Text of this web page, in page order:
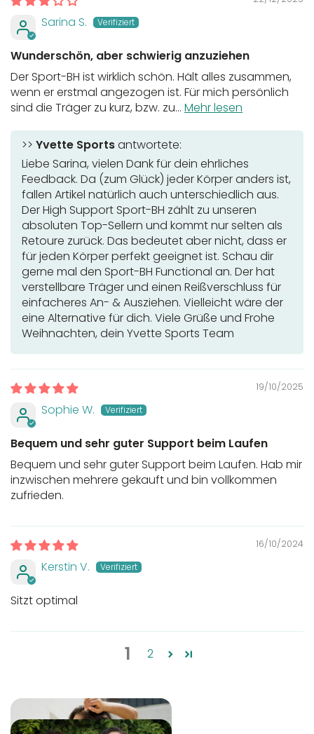
Sarina S.
Wunderschön, aber schwierig anzuziehen
Der Sport-BH ist wirklich schön. Hält alles zusammen,
wenn er erstmal angezogen ist. Für mich persönlich
sind die Träger zu kurz, bzw. zu... Mehr lesen
>> Yvette Sportsantwortete:
Liebe Sarina, vielen Dank für dein ehrliches
Feedback. Da (zum Glück) jeder Körper anders ist,
fallen Artikel natürlich auch unterschiedlich aus.
Der High Support Sport-BH zählt zu unseren
absoluten Top-Sellern und kommt nur selten als
Retoure zurück. Das bedeutet aber nicht, dass er
für jeden Körper perfekt geeignet ist. Schau dir
gerne mal den Sport-BH Functional an. Der hat
verstellbare Träger und einen Reißverschluss für
einfacheres An- & Ausziehen. Vielleicht wäre der
eine Alternative für dich. Viele Grüße und Frohe
Weihnachten, dein Yvette Sports Team
19/10/2025
Sophie W.
Bequem und sehr guter Support beim Laufen
Bequem und sehr guter Support beim Laufen. Hab mir
inzwischen mehrere gekauft und bin vollkommen
zufrieden.
16/10/2024
Kerstin V.
Sitzt optimal
1 2